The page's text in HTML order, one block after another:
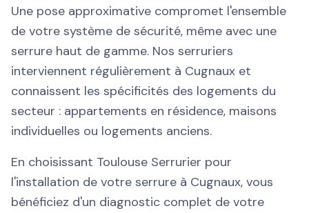
Une pose approximative compromet l'ensemble
de votre système de sécurité, même avec une
serrure haut de gamme. Nos serruriers
interviennent régulièrement à Cugnaux et
connaissent les spécificités des logements du
secteur : appartements en résidence, maisons
individuelles ou logements anciens.
En choisissant Toulouse Serrurier pour
l'installation de votre serrure à Cugnaux, vous
bénéficiez d'un diagnostic complet de votre